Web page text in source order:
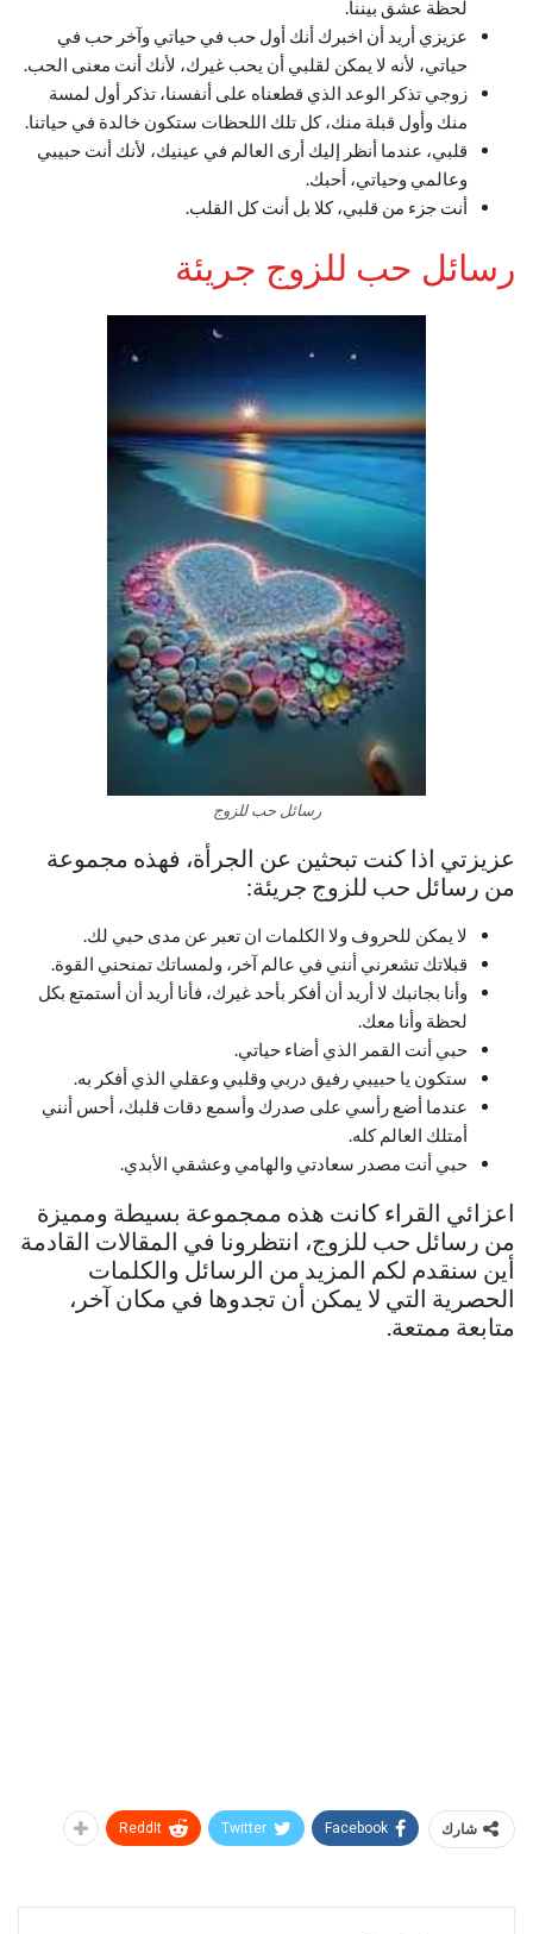
لحظة عشق بيننا.
عزيزي أريد أن اخبرك أنك أول حب في حياتي وآخر حب في
حياتي، لأنه لا يمكن لقلبي أن يحب غيرك، لأنك أنت معنى الحب.
زوجي تذكر الوعد الذي قطعناه على أنفسنا، تذكر أول لمسة
منك وأول قبلة منك، كل تلك اللحظات ستكون خالدة في حياتنا.
قلبي، عندما أنظر إليك أرى العالم في عينيك، لأنك أنت حبيبي
وعالمي وحياتي، أحبك.
أنت جزء من قلبي، كلا بل أنت كل القلب.
رسائل حب للزوج جريئة
رسائل حب للزوج
عزيزتي اذا كنت تبحثين عن الجرأة، فهذه مجموعة
من رسائل حب للزوج جريئة:
لا يمكن للحروف ولا الكلمات ان تعبر عن مدى حبي لك.
قبلاتك تشعرني أنني في عالم آخر، ولمساتك تمنحني القوة.
وأنا بجانبك لا أريد أن أفكر بأحد غيرك، فأنا أريد أن أستمتع بكل
لحظة وأنا معك.
حبي أنت القمر الذي أضاء حياتي.
ستكون يا حبيبي رفيق دربي وقلبي وعقلي الذي أفكر به.
عندما أضع رأسي على صدرك وأسمع دقات قلبك، أحس أنني
أمتلك العالم كله.
حبي أنت مصدر سعادتي والهامي وعشقي الأبدي.
اعزائي القراء كانت هذه ممجموعة بسيطة ومميزة
من رسائل حب للزوج، انتظرونا في المقالات القادمة
أين سنقدم لكم المزيد من الرسائل والكلمات
الحصرية التي لا يمكن أن تجدوها في مكان آخر،
متابعة ممتعة.
شارك Facebook
Twitter
ReddIt